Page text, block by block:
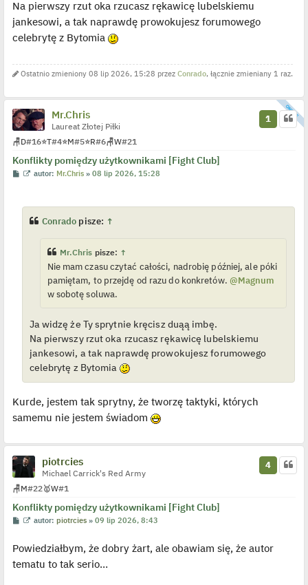
z
p
o
s
Na pierwszy rzut oka rzucasz rękawicę lubelskiemu
jankesowi, a tak naprawdę prowokujesz forumowego
celebrytę z Bytomia
Ostatnio zmieniony 08 lip 2026, 15:28 przez Conrado, łącznie zmieniany 1 raz.
Mr.Chris
Laureat Złotej Piłki
🪑D#16⭐T#4⭐M#5⭐R#6🪑W#21
Konflikty pomiędzy użytkownikami [Fight Club]
1
P
W
i
e
t
y
p
o
s
t
autor: Mr.Chris »08 lip 2026, 15:28
Conrado pisze: ↑
Mr.Chris pisze: ↑
Nie mam czasu czytać całości, nadrobię później, ale póki
pamiętam, to przejdę od razu do konkretów. @Magnum
w sobotę soluwa.
Ja widzę że Ty sprytnie kręcisz duąą imbę.
Na pierwszy rzut oka rzucasz rękawicę lubelskiemu
jankesowi, a tak naprawdę prowokujesz forumowego
celebrytę z Bytomia
Kurde, jestem tak sprytny, że tworzę taktyki, których
samemu nie jestem świadom
piotrcies
Michael Carrick's Red Army
🪑M#22🥇W#1
Konflikty pomiędzy użytkownikami [Fight Club]
4
P
t
W
w
i
e
autor:piotrcies »09 lip 2026, 8:43
Powiedziałbym, że dobry żart, ale obawiam się, że autor
tematu to tak serio…